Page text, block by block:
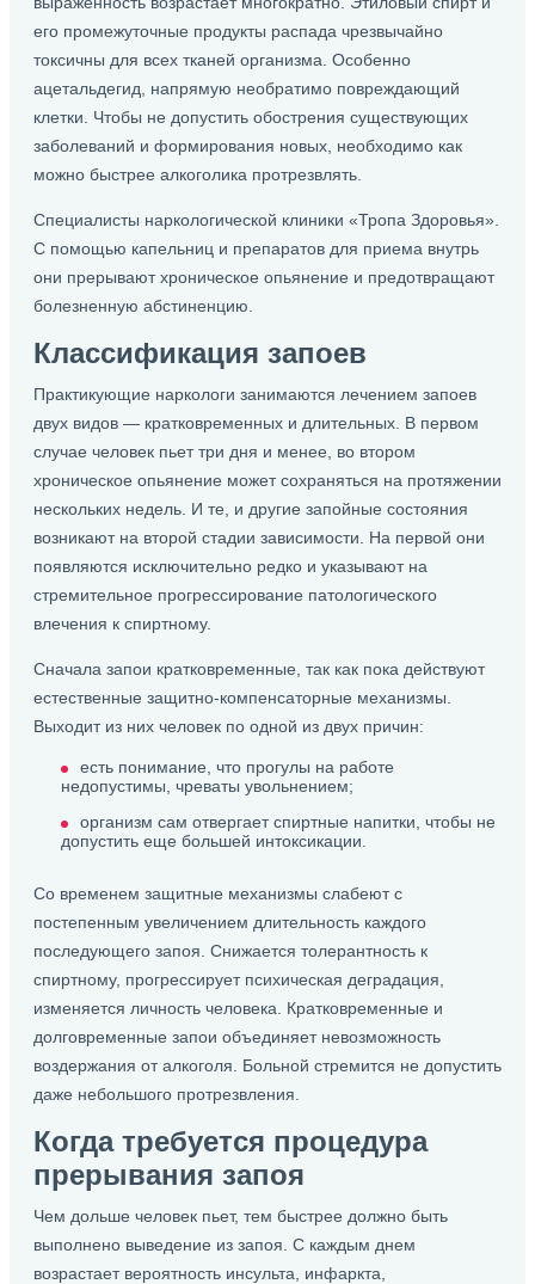
его промежуточные продукты распада чрезвычайно
токсичны для всех тканей организма. Особенно
ацетальдегид, напрямую необратимо повреждающий
клетки. Чтобы не допустить обострения существующих
заболеваний и формирования новых, необходимо как
можно быстрее алкоголика протрезвлять.
Cпециалисты наркологической клиники «Тропа Здоровья».
С помощью капельниц и препаратов для приема внутрь
они прерывают хроническое опьянение и предотвращают
болезненную абстиненцию.
Классификация запоев
Практикующие наркологи занимаются лечением запоев
двух видов — кратковременных и длительных. В первом
случае человек пьет три дня и менее, во втором
хроническое опьянение может сохраняться на протяжении
нескольких недель. И те, и другие запойные состояния
возникают на второй стадии зависимости. На первой они
появляются исключительно редко и указывают на
стремительное прогрессирование патологического
влечения к спиртному.
Сначала запои кратковременные, так как пока действуют
естественные защитно-компенсаторные механизмы.
Выходит из них человек по одной из двух причин:
есть понимание, что прогулы на работе
недопустимы, чреваты увольнением;
организм сам отвергает спиртные напитки, чтобы не
допустить еще большей интоксикации.
Со временем защитные механизмы слабеют с
постепенным увеличением длительность каждого
последующего запоя. Снижается толерантность к
спиртному, прогрессирует психическая деградация,
изменяется личность человека. Кратковременные и
долговременные запои объединяет невозможность
воздержания от алкоголя. Больной стремится не допустить
даже небольшого протрезвления.
Когда требуется процедура
прерывания запоя
Чем дольше человек пьет, тем быстрее должно быть
выполнено выведение из запоя. С каждым днем
возрастает вероятность инсульта, инфаркта,